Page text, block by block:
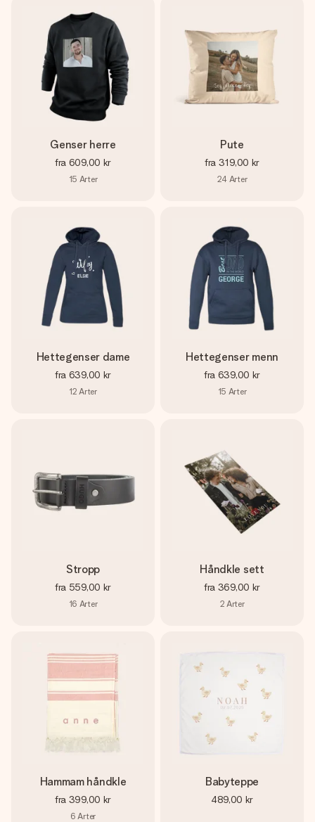
Genser herre
fra 609,00 kr
15 Arter
Pute
fra 319,00 kr
24 Arter
Hettegenser dame
fra 639,00 kr
12 Arter
Hettegenser menn
fra 639,00 kr
15 Arter
Stropp
fra 559,00 kr
16 Arter
Håndkle sett
fra 369,00 kr
2 Arter
Hammam håndkle
fra 399,00 kr
6 Arter
Babyteppe
489,00 kr